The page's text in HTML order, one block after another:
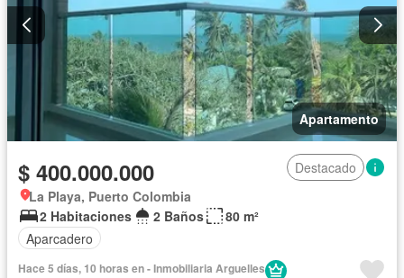
Apartamento
$ 400.000.000
Destacado
La Playa, Puerto Colombia
2 Habitaciones
2 Baños
80 m²
Aparcadero
Hace 5 días, 10 horas en - Inmobiliaria Arguelles